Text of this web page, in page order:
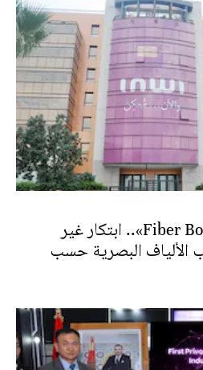
إنوي يطلق خدمة «Fiber Boost».. ابتكار غير
البصرية حسب